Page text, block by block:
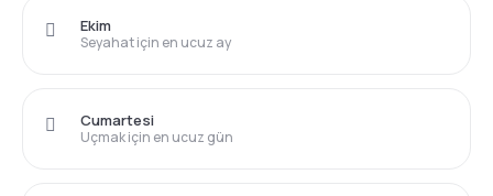
Seyahat için en ucuz ay
Ekim
Uçmak için en ucuz gün
Cumartesi